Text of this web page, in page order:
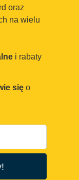
oraz
na wielu
i rabaty
się o